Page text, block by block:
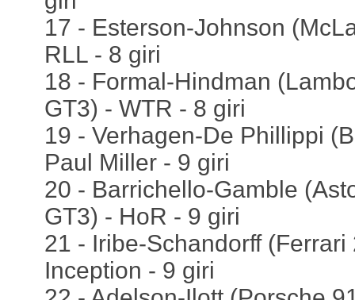
17 - Esterson-Johnson
RLL - 8 giri
18 - Formal-Hindman
GT3) - WTR - 8 giri
19 - Verhagen-De Phillippi
Paul Miller - 9 giri
20 - Barrichello-Gamble
GT3) - HoR - 9 giri
21 - Iribe-Schandorff (Ferrari
Inception - 9 giri